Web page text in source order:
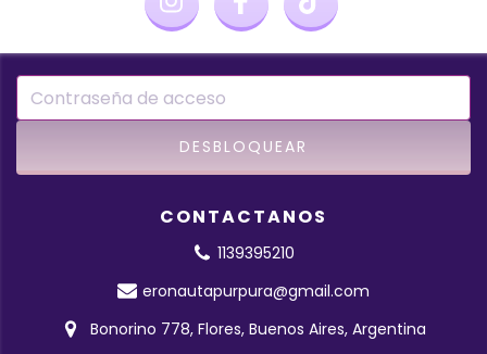
CONTACTANOS
1139395210
eronautapurpura@gmail.com
Bonorino 778, Flores, Buenos Aires, Argentina